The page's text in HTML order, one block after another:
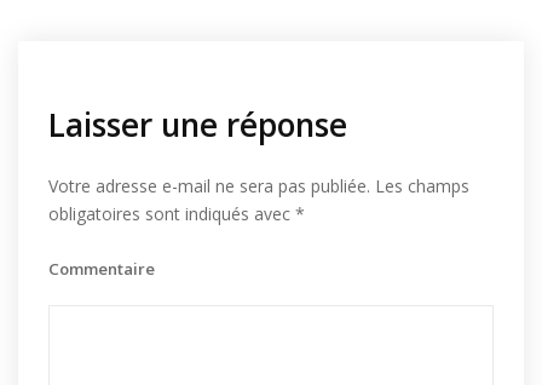
Laisser une réponse
Votre adresse e-mail ne sera pas publiée. Les champs
obligatoires sont indiqués avec *
Commentaire